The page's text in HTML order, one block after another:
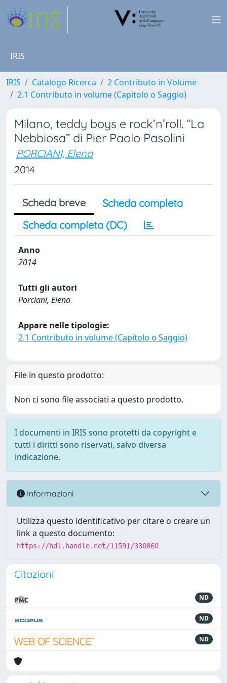
IRIS
IRIS Catalogo Ricerca
2 Contributo in Volume
2.1 Contributo in volume (Capitolo o Saggio)
Milano, teddy boys e rock’n’roll. “La
Nebbiosa” di Pier Paolo Pasolini
PORCIANI, Elena
2014
Scheda breve
Scheda completa
Scheda completa (DC)
Anno
2014
Tutti gli autori
Porciani, Elena
Appare nelle tipologie:
2.1 Contributo in volume (Capitolo o Saggio)
File in questo prodotto:
Non ci sono file associati a questo prodotto.
I documenti in IRIS sono protetti da copyright e
tutti i diritti sono riservati, salvo diversa
indicazione.
Informazioni
Utilizza questo identificativo per citare o creare un
link a questo documento:
https://hdl.handle.net/11591/330860
Citazioni
ND
ND
ND